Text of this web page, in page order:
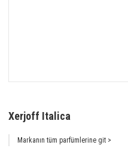
Xerjoff Italica
Markanın tüm parfümlerine git >